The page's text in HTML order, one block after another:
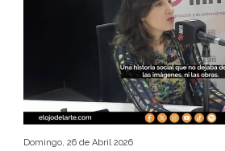
Domingo, 26 de Abril 2026